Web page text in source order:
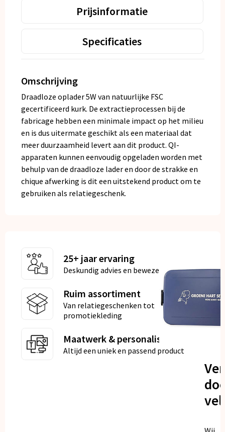
Prijsinformatie
Specificaties
Omschrijving
Draadloze oplader 5W van natuurlijke FSC
gecertificeerd kurk. De extractieprocessen bij de
fabricage hebben een minimale impact op het milieu
en is dus uitermate geschikt als een materiaal dat
meer duurzaamheid levert aan dit product. QI-
apparaten kunnen eenvoudig opgeladen worden met
behulp van de draadloze lader en door de strakke en
chique afwerking is dit een uitstekend product om te
gebruiken als relatiegeschenk.
25+ jaar ervaring
Deskundig advies en bewezen kwaliteit
Ruim assortiment
Van relatiegeschenken tot
promotiekleding
Maatwerk & personalisatie
Altijd een uniek en passend product